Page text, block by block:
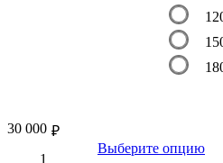
₽
30 000
Выберите опцию